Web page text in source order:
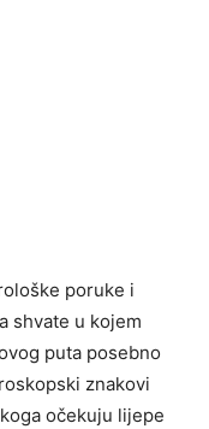
poruke i
shvate u kojem
puta posebno
znakovi
očekuju lijepe